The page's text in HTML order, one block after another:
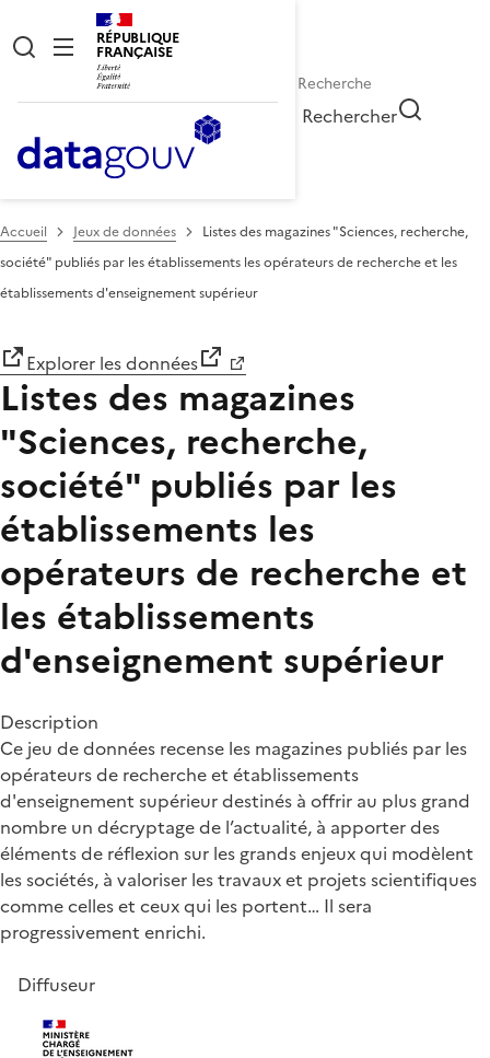
RÉPUBLIQUE
FRANÇAISE
Rechercher
Accueil Jeux de données
Listes des magazines "Sciences, recherche,
société" publiés par les établissements les opérateurs de recherche et les
établissements d'enseignement supérieur
Explorer les données
Listes des magazines
"Sciences, recherche,
société" publiés par les
établissements les
opérateurs de recherche et
les établissements
d'enseignement supérieur
Description
Ce jeu de données recense les magazines publiés par les
opérateurs de recherche et établissements
d'enseignement supérieur destinés à offrir au plus grand
nombre un décryptage de l’actualité, à apporter des
éléments de réflexion sur les grands enjeux qui modèlent
les sociétés, à valoriser les travaux et projets scientifiques
comme celles et ceux qui les portent… Il sera
progressivement enrichi.
Diffuseur